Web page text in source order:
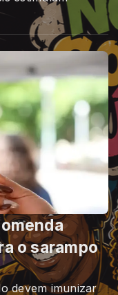
o sarampo
devem imunizar